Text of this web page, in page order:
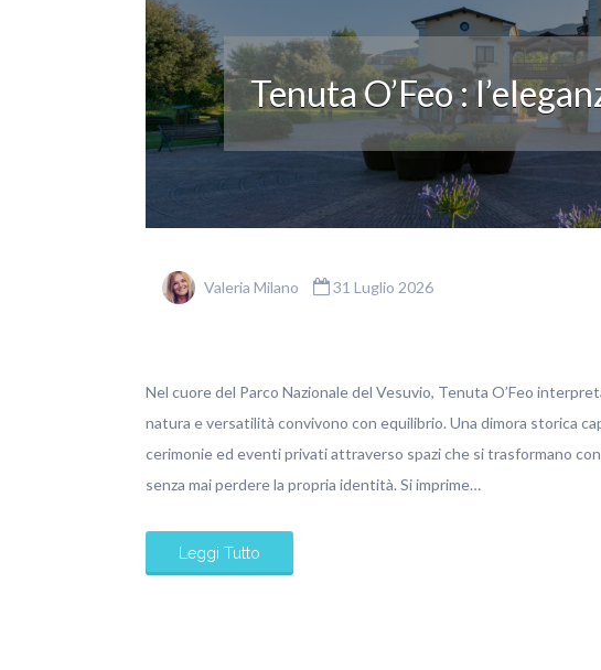
Tenuta O’Feo :
Valeria Milano 31 Luglio 2026
Nel cuore del Parco Nazionale del Vesuvio, Tenuta O’Feo
natura e versatilità convivono con equilibrio. Una dimora storica
cerimonie ed eventi privati attraverso spazi che si trasformano
senza mai perdere la propria identità. Si imprime…
Leggi Tutto